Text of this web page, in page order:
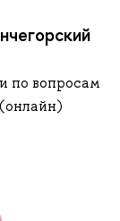
по вопросам